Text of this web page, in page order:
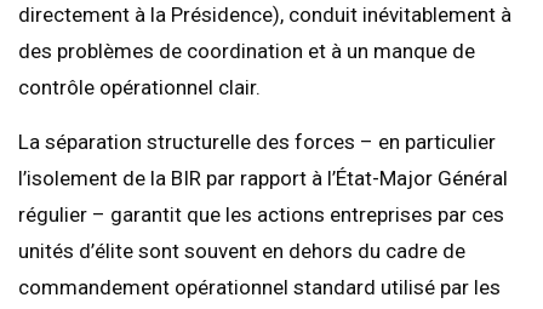
directement à la Présidence), conduit inévitablement à
des problèmes de coordination et à un manque de
contrôle opérationnel clair.
La séparation structurelle des forces – en particulier
l’isolement de la BIR par rapport à l’État-Major Général
régulier – garantit que les actions entreprises par ces
unités d’élite sont souvent en dehors du cadre de
commandement opérationnel standard utilisé par les